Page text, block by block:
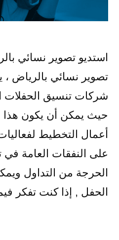
استديو تصوير نسائي
تصوير نسائي بالرياض ،
شركات تنسيق الحفلات
حيث يمكن أن يكون هذا
أعمال التخطيط
على النفقات العامة في
الحرجة من التداول
الحفل , إذا كنت تفكر